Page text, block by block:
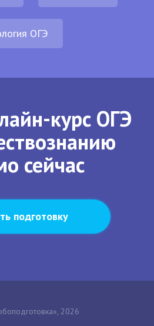
ОГЭ
курс ОГЭ
сейчас
подготовку
2026